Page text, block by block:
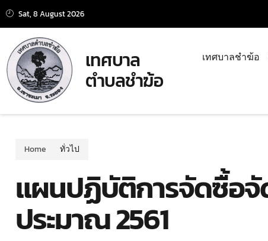
Sat, 8 August 2026
เทศบาล
ตำบลชำฆ้อ
เทศบาลชำฆ้อ
Home ทั่วไป
แผนปฏิบัติการจัดซื้อจั
ประมาณ 2561